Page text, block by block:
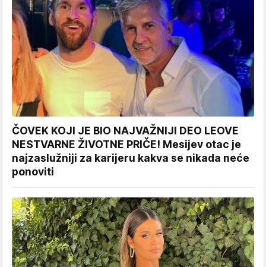
ČOVEK KOJI JE BIO NAJVAŽNIJI DEO LEOVE
NESTVARNE ŽIVOTNE PRIČE! Mesijev otac je
najzaslužniji za karijeru kakva se nikada neće
ponoviti